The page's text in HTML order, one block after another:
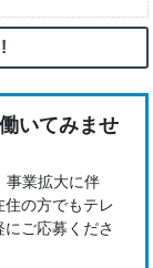
いてみませ
事業拡大に伴
の方でもテレ
ご応募くださ